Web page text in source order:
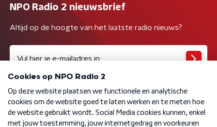
NPO Radio 2 nieuwsbrief
Altijd op de hoogte van het laatste radio nieuws?
Algemene voorwaarden